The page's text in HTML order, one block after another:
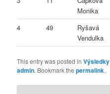
Monika
4 49
Ryšavá
Vendulka
This entry was posted inVýsledky
admin. Bookmark thepermalink.